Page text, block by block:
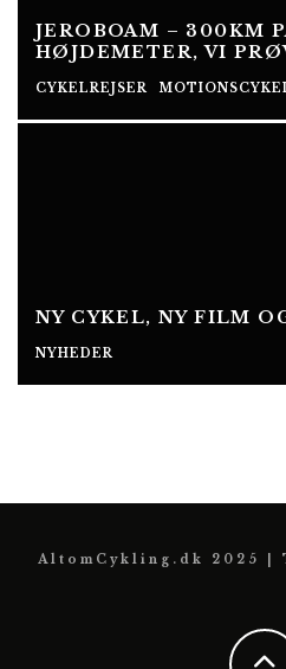
JEROBOAM – 300KM
HØJDEMETER, VI
CYKELREJSER
NY CYKEL, NY FILM
NYHEDER
AltomCykling.dk 2025 |